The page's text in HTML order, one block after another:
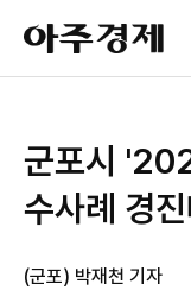
아
주
경
군포시
수사례 경
(군포) 박재천 기자